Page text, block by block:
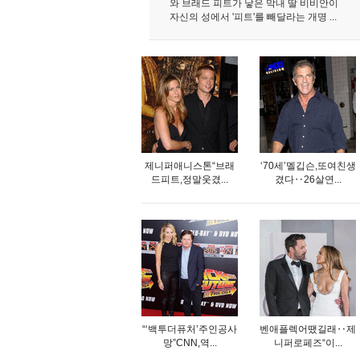
와 브래드 피트가 낳은 막내 딸 비비안이
자신의 성에서 '피트'를 빼달라는 개명 ...
제니퍼애니스톤“브래
드피트,정말웃겼...
‘70세’멜깁슨,또여친생
겼다‥26살연...
“‘백투더퓨처’주인공사
망”CNN,역...
벤애플렉어땠길래‥제
니퍼로페즈“이...